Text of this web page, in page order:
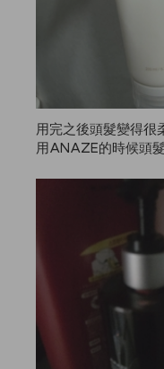
用完之後頭髮變得很
用ANAZE的時候頭
時我就當作一般護髮